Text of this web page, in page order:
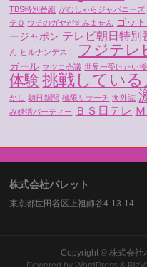
TBS特別番組 がむしゃらジャパニーズ
テＱ ウチのガヤがすみません ゴッ
ージャポン テレビ朝日特別
ん ヒルナンデス！ フジテレ
ガール マツコ会議 世界一受けたい
体験 挑戦している
かし 朝日新聞 極限リサーチ 海外誌
み婚活パーティー
ＢＳ日テレ
株式会社パレット
東京都世田谷区上祖師谷4-13-14
Copyright © 株式会社